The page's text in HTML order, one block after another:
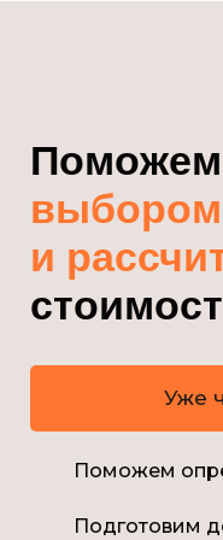
выбором
и
Уже
Поможем
Подготовим